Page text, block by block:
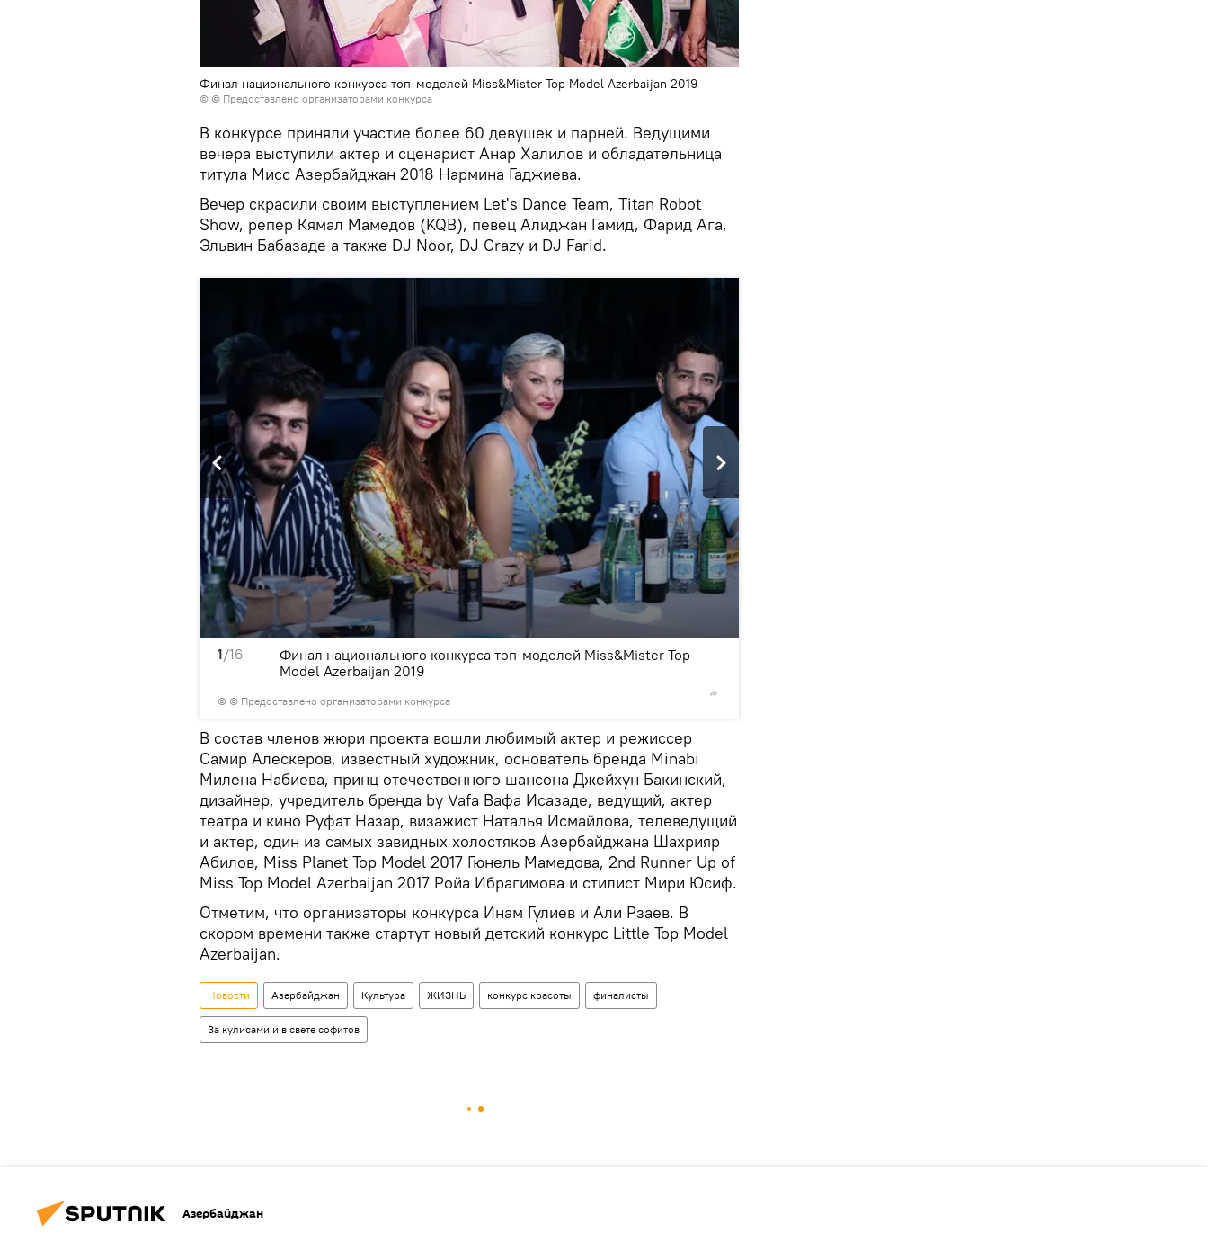
Финал национального конкурса топ-моделей Miss&Mister Top Model Azerbaijan 2019
© © Предоставлено организаторами конкурса
В конкурсе приняли участие более 60 девушек и парней. Ведущими
вечера выступили актер и сценарист Анар Халилов и обладательница
титула Мисс Азербайджан 2018 Нармина Гаджиева.
Вечер скрасили своим выступлением Let's Dance Team, Titan Robot
Show, репер Кямал Мамедов (KQB), певец Алиджан Гамид, Фарид Ага,
Эльвин Бабазаде а также DJ Noor, DJ Crazy и DJ Farid.
1/16
© © Предоставлено организаторами конкурса
Финал национального конкурса топ-моделей Miss&Mister Top
Model Azerbaijan 2019
В состав членов жюри проекта вошли любимый актер и режиссер
Самир Алескеров, известный художник, основатель бренда Minabi
Милена Набиева, принц отечественного шансона Джейхун Бакинский,
дизайнер, учредитель бренда by Vafa Вафа Исазаде, ведущий, актер
театра и кино Руфат Назар, визажист Наталья Исмайлова, телеведущий
и актер, один из самых завидных холостяков Азербайджана Шахрияр
Абилов, Miss Planet Top Model 2017 Гюнель Мамедова, 2nd Runner Up of
Miss Top Model Azerbaijan 2017 Ройа Ибрагимова и стилист Мири Юсиф.
Отметим, что организаторы конкурса Инам Гулиев и Али Рзаев. В
скором времени также стартут новый детский конкурс Little Top Model
Azerbaijan.
Новости Азербайджан Культура ЖИЗНЬ конкурс красоты финалисты
За кулисами и в свете софитов
Азербайджан